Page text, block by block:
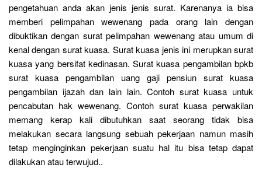
pengetahuan anda akan jenis jenis surat. Karenanya ia bisa
memberi pelimpahan wewenang pada orang lain dengan
dibuktikan dengan surat pelimpahan wewenang atau umum di
kenal dengan surat kuasa. Surat kuasa jenis ini merupkan surat
kuasa yang bersifat kedinasan. Surat kuasa pengambilan bpkb
surat kuasa pengambilan uang gaji pensiun surat kuasa
pengambilan ijazah dan lain lain. Contoh surat kuasa untuk
pencabutan hak wewenang. Contoh surat kuasa perwakilan
memang kerap kali dibutuhkan saat seorang tidak bisa
melakukan secara langsung sebuah pekerjaan namun masih
tetap menginginkan pekerjaan suatu hal itu bisa tetap dapat
dilakukan atau terwujud..